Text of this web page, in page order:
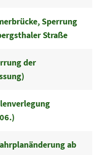
Sperrung
Straße
der
ab